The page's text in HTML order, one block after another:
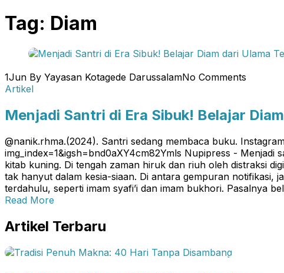
Tag: Diam
1Jun By Yayasan Kotagede DarussalamNo Comments
Artikel
Menjadi Santri di Era Sibuk! Belajar
@nanik.rhma.(2024). Santri sedang membaca buku.
img_index=1&igsh=bnd0aXY4cm82Ymls Nupipress -
kitab kuning. Di tengah zaman hiruk dan riuh oleh distraksi
tak hanyut dalam kesia-siaan. Di antara gempuran notifikasi,
terdahulu, seperti imam syafi’i dan imam bukhori. Pasalnya
Read More
Artikel Terbaru